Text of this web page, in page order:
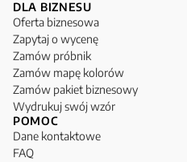
DLA BIZNESU
Oferta biznesowa
Zapytaj o wycenę
Zamów próbnik
Zamów mapę kolorów
Zamów pakiet biznesowy
Wydrukuj swój wzór
POMOC
Dane kontaktowe
FAQ